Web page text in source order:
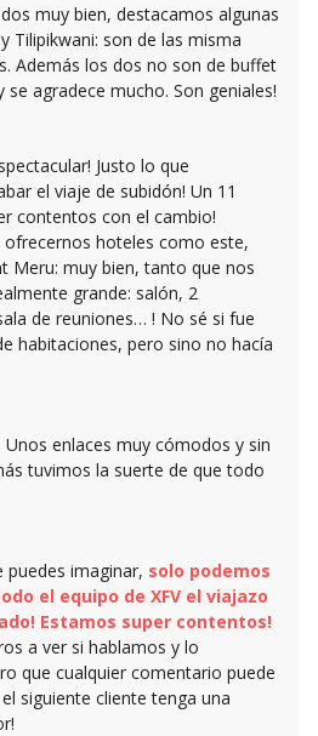
muy bien, destacamos algunas
Tilipikwani: son de las misma
Además los dos no son de buffet
agradece mucho. Son geniales!
Justo lo que
el viaje de subidón! Un 11
contentos con el cambio!
ofrecernos hoteles como este,
Meru: muy bien, tanto que nos
grande: salón, 2
de reuniones… ! No sé si fue
habitaciones, pero sino no hacía
enlaces muy cómodos y sin
tuvimos la suerte de que todo
imaginar, solo podemos
el equipo de XFV el viajazo
Estamos super contentos!
a ver si hablamos y lo
que cualquier comentario puede
siguiente cliente tenga una